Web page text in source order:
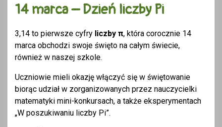
14 marca – Dzień liczby Pi
3,14 to pierwsze cyfry liczby π, która corocznie 14
marca obchodzi swoje święto na całym świecie,
również w naszej szkole.
Uczniowie mieli okazję włączyć się w świętowanie
biorąc udział w zorganizowanych przez nauczycielki
matematyki mini-konkursach, a także eksperymentach
„W poszukiwaniu liczby Pi”.